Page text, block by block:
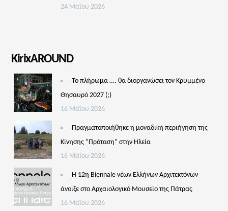
24 Μαΐου 2026
KirixAROUND
Το πλήρωμα …. θα διοργανώσει τον Κρυμμένο
Θησαυρό 2027 (;)
16 Μαΐου 2026
Πραγματοποιήθηκε η μοναδική περιήγηση της
Κίνησης “Πρόταση” στην Ηλεία
16 Μαΐου 2026
Η 12η Biennale νέων Ελλήνων Αρχιτεκτόνων
άνοιξε στο Αρχαιολογικό Μουσείο της Πάτρας
16 Μαΐου 2026